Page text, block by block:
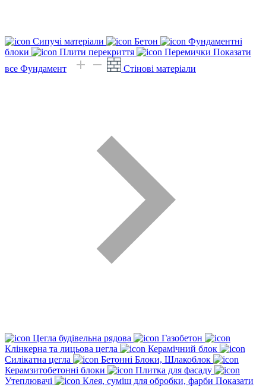
Сипучі матеріали Бетон
Фундаментні
блоки
Плити перекриття Перемички Показати
все Фундамент
Стінові матеріали
Цегла будівельна рядова
Газобетон
Клінкерна та лицьова цегла
Керамічний блок
Силікатна цегла
Бетонні Блоки, Шлакоблок
Керамзитобетонні блоки
Плитка для фасаду
Утеплювачі
Клея, суміш для обробки, фарби Показати